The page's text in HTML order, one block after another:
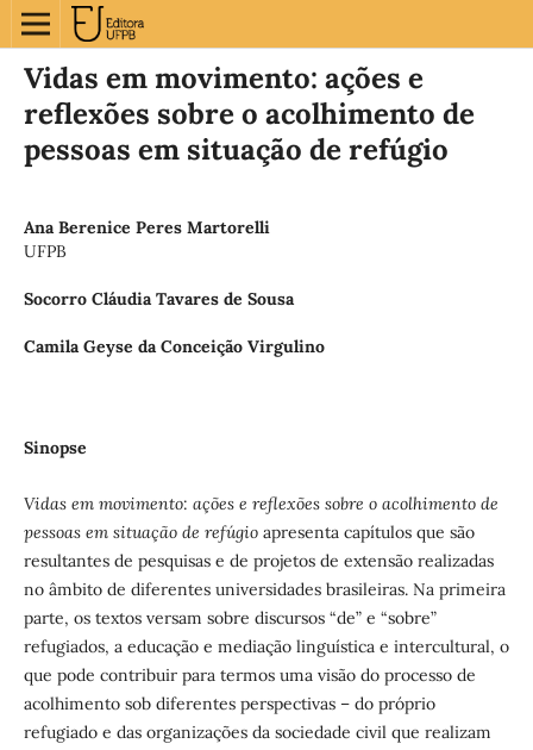
Vidas em movimento: ações e
reflexões sobre o acolhimento de
pessoas em situação de refúgio
Ana Berenice Peres Martorelli
UFPB
Socorro Cláudia Tavares de Sousa
Camila Geyse da Conceição Virgulino
Sinopse
Vidas em movimento: ações e reflexões sobre o acolhimento de
pessoas em situação de refúgioapresenta capítulos que são
resultantes de pesquisas e de projetos de extensão realizadas
no âmbito de diferentes universidades brasileiras. Na primeira
parte, os textos versam sobre discursos “de” e “sobre”
refugiados, a educação e mediação linguística e intercultural, o
que pode contribuir para termos uma visão do processo de
acolhimento sob diferentes perspectivas – do próprio
refugiado e das organizações da sociedade civil que realizam